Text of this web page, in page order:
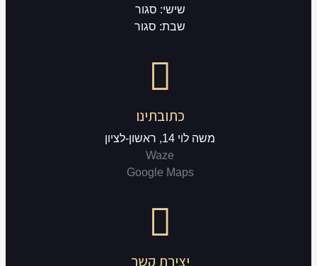
שישי: סגור
שבת: סגור
כתובתינו
משה לוי 14, ראשון-לציון
Waze
Google Maps
יצירת קשר